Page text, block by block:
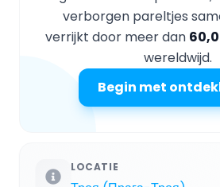
verborgen pareltjes
verrijkt door meer dan
wereldwijd.
Begin met
LOCATIE